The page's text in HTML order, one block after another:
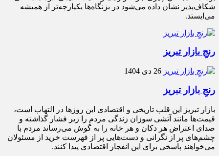
شکاف‌پذیر نشان داده می‌شود در بزنگاه‌ها یکپارچه‌تر از همیشه
می‌ایستد.
رنجِ بازار تبریز
26 دی 1404
رنجِ بازار تبریز
بازار تبریز این قلب تاریخی و اقتصادی این روزها در التهاب است،
قیمت‌ها مانند آتشی سوزان زندگی مردم را زیر فشار گذاشته و
صدای اعتراض هر دکان و هر خانه را به گوش می‌رساند مردم با
چشم‌های پر از نگرانی و دست‌هایی پر از فهرست خرید از مسئولان
می‌خواهند پاسخی برای این انفجار اقتصادی پیدا کنند.